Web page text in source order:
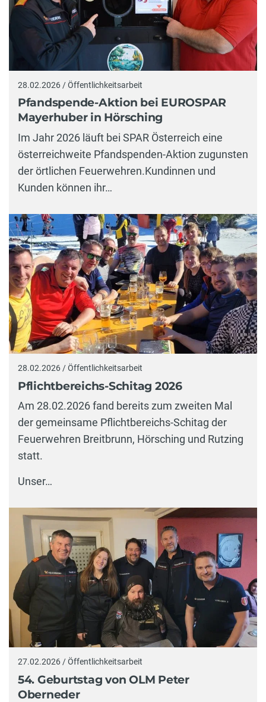
28.02.2026 / Öffentlichkeitsarbeit
Pfandspende-Aktion bei EUROSPAR
Mayerhuber in Hörsching
Im Jahr 2026 läuft bei SPAR Österreich eine
österreichweite Pfandspenden-Aktion zugunsten
der örtlichen Feuerwehren.Kundinnen und
Kunden können ihr…
28.02.2026 / Öffentlichkeitsarbeit
Pflichtbereichs-Schitag 2026
Am 28.02.2026 fand bereits zum zweiten Mal
der gemeinsame Pflichtbereichs-Schitag der
Feuerwehren Breitbrunn, Hörsching und Rutzing
statt.
Unser…
27.02.2026 / Öffentlichkeitsarbeit
54. Geburtstag von OLM Peter
Oberneder